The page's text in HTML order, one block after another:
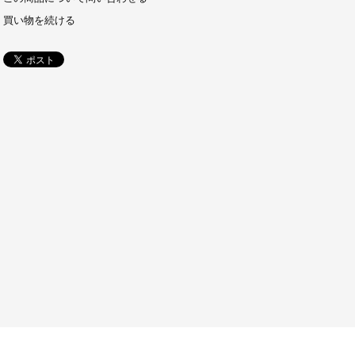
買い物を続ける